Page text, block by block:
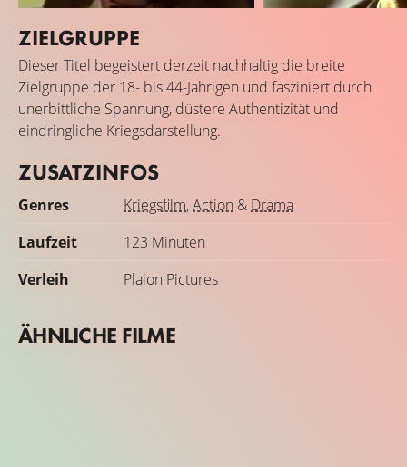
Asier Etxeandia
Anselmo Rojas Captain Ramón
ZIELGRUPPE
Dieser Titel begeistert derzeit nachhaltig die breite
Zielgruppe der 18- bis 44-Jährigen und fasziniert durch
unerbittliche Spannung, düstere Authentizität und
eindringliche Kriegsdarstellung.
ZUSATZINFOS
Genres Kriegsfilm,Action & Drama
Laufzeit
123 Minuten
Verleih
Plaion Pictures
ÄHNLICHE FILME